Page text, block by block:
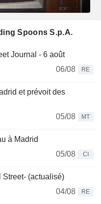
Spoons S.p.A.
Journal - 6 août
06/08
RE
et prévoit des
05/08
MT
à Madrid
05/08
CI
Street- (actualisé)
04/08
RE